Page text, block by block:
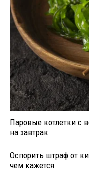
Паровые котлетки с
на завтрак
Оспорить штраф от
чем кажется